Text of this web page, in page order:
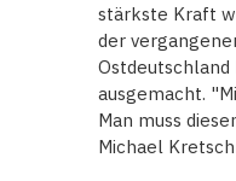
stärkste Kraft
der
Ostdeutschland
ausgemacht.
Man muss
Michael